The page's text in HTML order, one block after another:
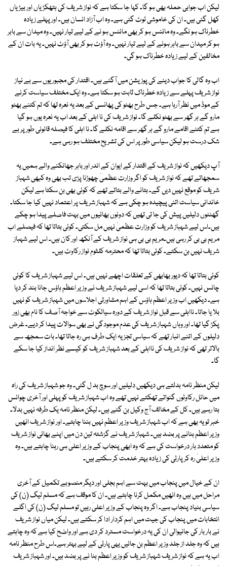
لیکن اب جوابی حملہ بھی ہو گا۔ کہا جا سکتا ہے کہ نواز شریف کی ہتھکڑیاں اور بیڑیاں
کھل گئی ہیں۔ ان کی خاموشی ٹوٹ گئی ہے۔ وہ اب آزاد انسان ہیں۔ اور پہلے زیادہ
خطرناک ہو نگے۔ وہ مائنس ہو کر بھی مائنس ہو نے کے لیے تیار نہیں۔ وہ میدان سے باہر
ہو کر میدان سے باہر ہونے کے لیے تیار نہیں۔ وہ آؤٹ ہو کر بھی آؤٹ نہیں۔ یہ بات ان کے
مخالفین کے لیے زیادہ خطرناک ہو گی۔
اب وہ گالی کا جواب دینے کی پوزیشن میں آگئے ہیں۔ اقتدار کی مجبوریوں سے بے نیاز
نواز شریف پہلے سے زیادہ خطرناک ثابت ہو سکتا ہے۔ وہ ایک مختلف سیاست کرنے
کے موڈ میں نظر آرہا ہے۔ جس طرح بھٹو کی پھانسی کے بعد یہ نعرہ تھا کہ تم کتنے بھٹو
مارو گے ہر گھر سے بھٹو نکلے گا۔ نواز شریف کی نا اہلی کے بعد اب یہ نعرہ یوں ہو گیا
ہے تم کتنے اقامے مارو گے ہر گھر سے اقامہ نکلے گا۔ نا اہلی کا فیصلہ قانونی طور پر بے
شک درست ہو لیکن سیاسی طور پر اس کی تشریح مختلف ہو رہی ہے۔
آپ دیکھیں کہ نواز شریف کے اقتدار کے ایوان کے اندر اور باہر جھانکنے والے ہمیں یہ
سمجھاتے تھے کہ نواز شریف کو اگر وزارت عظمیٰ چھوڑنا پڑی تب بھی وہ کبھی شہباز
شریف کو موقع نہیں دیں گے۔ بتانے والے بتاتے تھے کہ کوئی بھی بن سکتا ہے لیکن
خاندانی سیاست اتنی پیچیدہ ہو چکی ہے کہ شہباز شریف پر اعتماد نہیں کیا جا سکتا۔
گھنٹوں دلیلیں پیش کی جا تی تھیں کہ دونوں بھائیوں میں بہت فاصلے پیدا ہو چکے
ہیں۔اس لیے شہباز شریف کو وزارت عظمیٰ نہیں مل سکتی۔ کوئی بتاتا تھا کہ فیصلے اب
مریم بی بی کر رہی ہیں۔مریم بی بی ہی نواز شریف کے آنکھ اور کان ہیں۔ اس لیے شہباز
شریف نہیں بن سکتے۔ کوئی بتاتا تھا کہ محترمہ کلثوم نواز رکاوٹ ہیں۔
کوئی بتاتا تھا کہ دیور بھابھی کے تعلقات اچھے نہیں ہیں۔ اس لیے شہباز شریف کا کوئی
چانس نہیں۔ کوئی بتاتا تھا کہ اسی لیے شہباز شریف نے وزیر اعظم ہاؤس جانا بند کر دیا
ہے۔ دیکھیں اب وزیر اعظم ہاؤس کے اہم مشاورتی اجلاسوں میں شہباز شریف کو نہیں
بلا یا جاتا۔ نااہلی سے قبل نواز شریف کے دورہ سیالکوٹ سے خواجہ آصف کا نام بھی زور
پکڑ گیا تھا۔ اور وہاں شہباز شریف کی عدم موجودگی نے بھی سوالات پیدا کر دیے۔ غرض
دلیلوں کے اتنے انبار تھے کہ سیاسی تجزیہ ایک طرف ہی رہ جاتا تھا۔ بات سمجھ سے
بالاتر تھی کہ نواز شریف کی نااہلی کے بعد شہباز شریف کو کیسے نظر انداز کیا جا سکے
گا۔
لیکن منظر نامہ بدلتے ہی دیکھیں دلیلیں اور سوچ بد ل گئی۔ وہ جو شہباز شریف کی راہ
میں حائل رکاوٹوں گنواتے تھکتے نہیں تھے وہ اب شہباز شریف کو پہلی اور آخری چوائس
بتا رہے ہیں۔ کل کے مخالف آج وکیل بن گئے ہیں۔ لیکن منظر نامہ یک طرفہ نہیں بدلا۔
خبر تو یہ بھی ہے کہ اب شہباز شریف وزیر اعظم نہیں بننا چاہتے۔ اور نواز شریف انھیں
وزیر اعظم بنانے پر بضد ہیں۔ شہباز شریف نے گزشتہ تین دن میں اپنے بھائی نواز شریف
کو متعدد بار درخواست کی ہے کہ وہ ابھی پنجاب کے وزیر اعلیٰ ہی رہنا چاہتے ہیں۔ وہ
وزیر اعلیٰ رہ کر پارٹی کی زیادہ بہتر خدمت کر سکتے ہیں۔
ان کے خیال میں پنجاب میں بہت سے اہم بجلی اور دیگر منصوبے تکمیل کے آخری
مراحل میں ہیں وہ انھیں مکمل کرنا چاہتے ہیں۔ ان کا موقف ہے کہ مسلم لیگ (ن) کی
سیاسی بنیاد پنجاب ہے۔ اگر وہ پنجاب کے وزیر اعلیٰ رہیں تو مسلم لیگ (ن) کی اگلے
انتخابات میں پنجاب کی جیت میں اہم کردار ادا کر سکتے ہیں۔ لیکن میاں نواز شریف
نے بار بار کی جانیوالی ان کی یہ درخواست مسترد کر دی ہے اور واضح کیا ہے کہ وہ چاہتے
ہیں کہ وہ جلد از جلد وزیر اعظم بن جائیں یہی پارٹی کے لیے بہتر ہے۔اس طرح منظر نامہ
اب یہ ہے کہ نواز شریف شہباز شریف کو وزیر اعظم بنا نے پر بضد ہیں۔ اور شہباز شریف